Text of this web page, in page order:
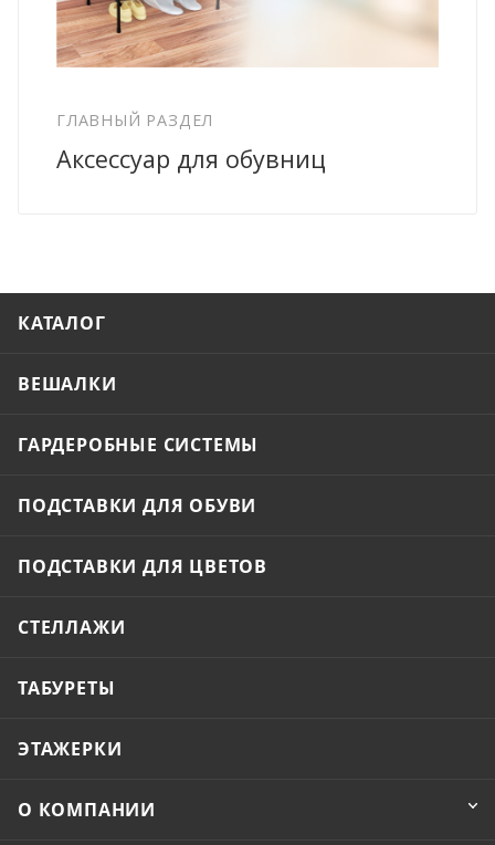
ГЛАВНЫЙ РАЗДЕЛ
Аксессуар для обувниц
КАТАЛОГ
ВЕШАЛКИ
ГАРДЕРОБНЫЕ СИСТЕМЫ
ПОДСТАВКИ ДЛЯ ОБУВИ
ПОДСТАВКИ ДЛЯ ЦВЕТОВ
СТЕЛЛАЖИ
ТАБУРЕТЫ
ЭТАЖЕРКИ
О КОМПАНИИ